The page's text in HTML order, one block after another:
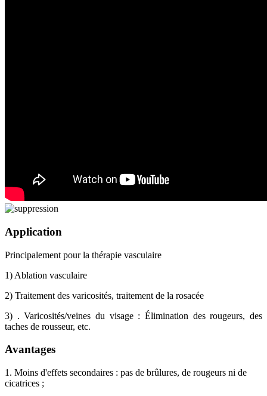
Application
Principalement pour la thérapie vasculaire
1) Ablation vasculaire
2) Traitement des varicosités, traitement de la rosacée
3) . Varicosités/veines du visage : Élimination des rougeurs, des
taches de rousseur, etc.
Avantages
1. Moins d'effets secondaires : pas de brûlures, de rougeurs ni de
cicatrices ;